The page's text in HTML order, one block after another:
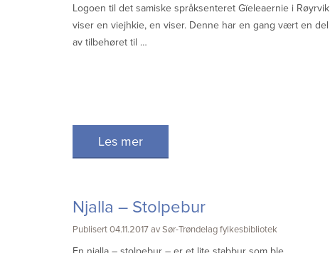
Logoen til det samiske språksenteret Gïeleaernie i Røyrvik
viser en viejhkie, en viser. Denne har en gang vært en del
av tilbehøret til …
Les mer
Njalla – Stolpebur
Publisert 04.11.2017 av Sør-Trøndelag fylkesbibliotek